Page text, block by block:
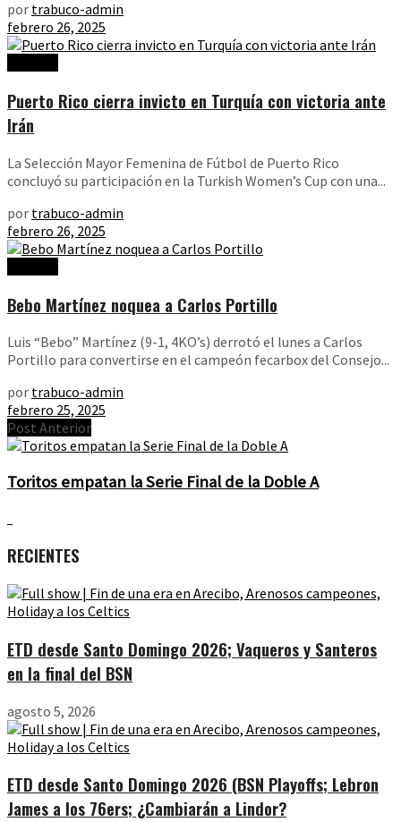
por trabuco-admin
febrero 26, 2025
Puerto Rico cierra invicto en Turquía con victoria ante
Irán
La Selección Mayor Femenina de Fútbol de Puerto Rico
concluyó su participación en la Turkish Women’s Cup con una...
por trabuco-admin
febrero 26, 2025
Bebo Martínez noquea a Carlos Portillo
Luis “Bebo” Martínez (9-1, 4KO’s) derrotó el lunes a Carlos
Portillo para convertirse en el campeón fecarbox del Consejo...
por trabuco-admin
febrero 25, 2025
Post Anterior
Toritos empatan la Serie Final de la Doble A
RECIENTES
ETD desde Santo Domingo 2026; Vaqueros y Santeros
en la final del BSN
agosto 5, 2026
ETD desde Santo Domingo 2026 (BSN Playoffs; Lebron
James a los 76ers; ¿Cambiarán a Lindor?